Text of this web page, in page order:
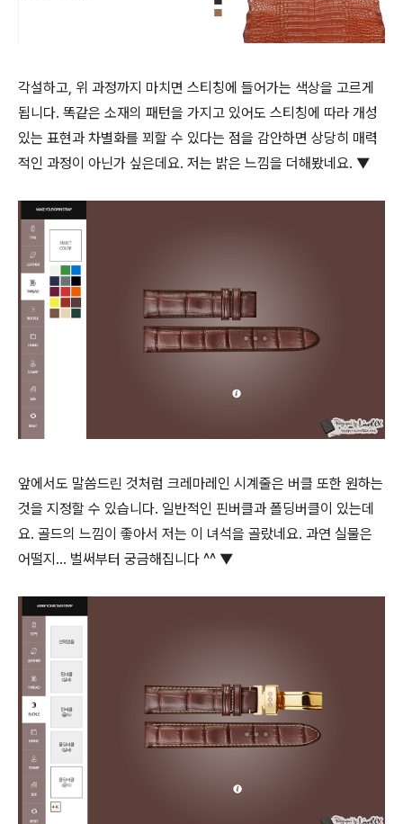
각설하고, 위 과정까지 마치면 스티칭에 들어가는 색상을 고르게
됩니다. 똑같은 소재의 패턴을 가지고 있어도 스티칭에 따라 개성
있는 표현과 차별화를 꾀할 수 있다는 점을 감안하면 상당히 매력
적인 과정이 아닌가 싶은데요. 저는 밝은 느낌을 더해봤네요. ▼
앞에서도 말씀드린 것처럼 크레마레인 시계줄은 버클 또한 원하는
것을 지정할 수 있습니다. 일반적인 핀버클과 폴딩버클이 있는데
요. 골드의 느낌이 좋아서 저는 이 녀석을 골랐네요. 과연 실물은
어떨지... 벌써부터 궁금해집니다 ^^ ▼